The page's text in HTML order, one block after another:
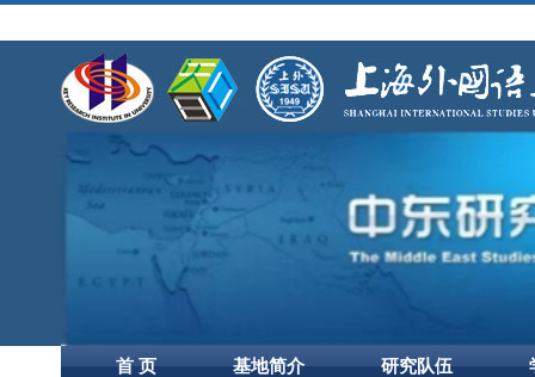
首 页 基地简介 研究队伍